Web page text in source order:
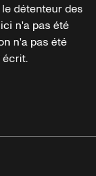
détenteur des
n'a pas été
n'a pas été
écrit.